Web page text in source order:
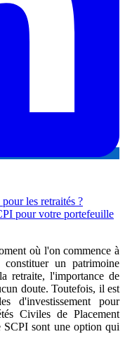
les retraités ?
pour votre portefeuille
où l'on commence à
un patrimoine
retraite, l'importance de
doute. Toutefois, il est
d'investissement pour
Civiles de Placement
SCPI sont une option qui